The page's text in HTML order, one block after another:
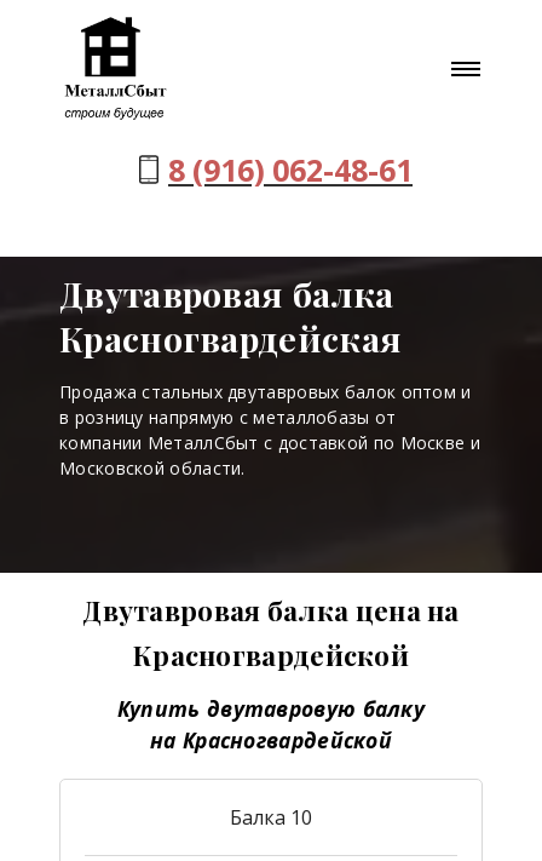
8 (916) 062-48-61
Двутавровая балка
Красногвардейская
Продажа стальных двутавровых балок оптом и
в розницу напрямую с металлобазы от
компании МеталлСбыт с доставкой по Москве и
Московской области.
Двутавровая балка цена на
Красногвардейской
Купить двутавровую балку
на Красногвардейской
Балка 10